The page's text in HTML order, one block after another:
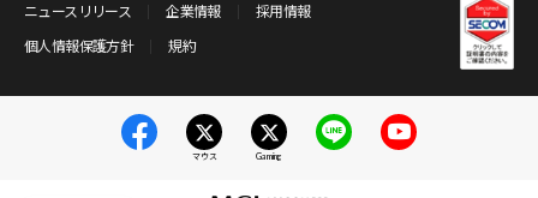
ニュースリリース 企業情報
採用情報
個人情報保護方針
規約
マウス Gaming